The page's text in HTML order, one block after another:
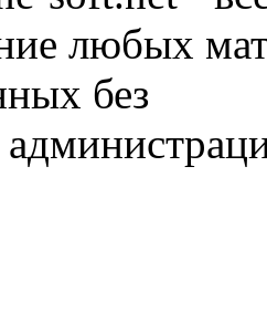
любых
без